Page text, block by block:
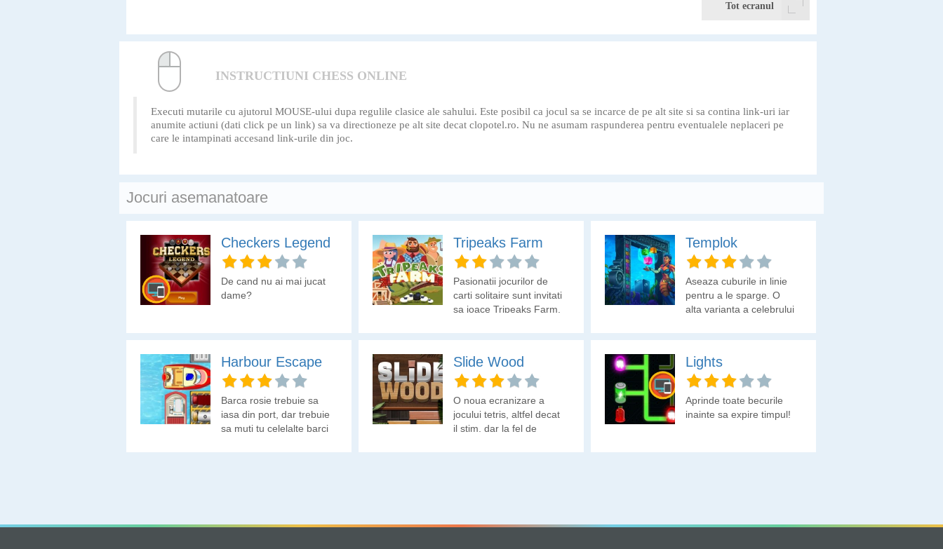
Tot ecranul
INSTRUCTIUNI CHESS ONLINE
Executi mutarile cu ajutorul MOUSE-ului dupa regulile clasice ale sahului. Este posibil ca jocul sa se incarce de pe alt site si sa contina link-uri iar
anumite actiuni (dati click pe un link) sa va directioneze pe alt site decat clopotel.ro. Nu ne asumam raspunderea pentru eventualele neplaceri pe
care le intampinati accesand link-urile din joc.
Jocuri asemanatoare
Checkers Legend
De cand nu ai mai jucat
dame?
Tripeaks Farm
Pasionatii jocurilor de
carti solitaire sunt invitati
sa joace Tripeaks Farm.
Templok
Aseaza cuburile in linie
pentru a le sparge. O
alta varianta a celebrului
Harbour Escape
Barca rosie trebuie sa
iasa din port, dar trebuie
sa muti tu celelalte barci
Slide Wood
O noua ecranizare a
jocului tetris, altfel decat
il stim, dar la fel de
Lights
Aprinde toate becurile
inainte sa expire timpul!